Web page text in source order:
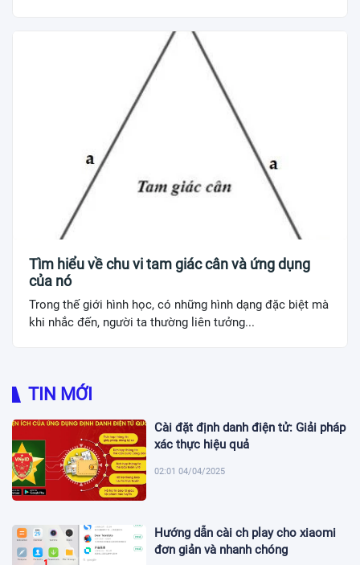
Tìm hiểu về chu vi tam giác cân và ứng dụng
của nó
Trong thế giới hình học, có những hình dạng đặc biệt mà
khi nhắc đến, người ta thường liên tưởng...
TIN MỚI
Cài đặt định danh điện tử: Giải pháp
xác thực hiệu quả
02:01 04/04/2025
Hướng dẫn cài ch play cho xiaomi
đơn giản và nhanh chóng